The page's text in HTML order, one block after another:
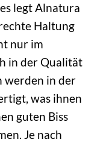
legt Alnatura
Haltung
nur im
in der Qualität
werden in der
was ihnen
guten Biss
Je nach